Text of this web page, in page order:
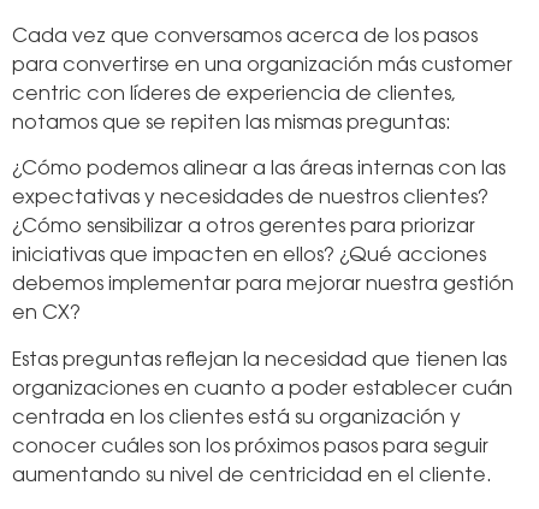
Cada vez que conversamos acerca de los pasos
para convertirse en una organización más customer
centric con líderes de experiencia de clientes,
notamos que se repiten las mismas preguntas:
¿Cómo podemos alinear a las áreas internas con las
expectativas y necesidades de nuestros clientes?
¿Cómo sensibilizar a otros gerentes para priorizar
iniciativas que impacten en ellos? ¿Qué acciones
debemos implementar para mejorar nuestra gestión
en CX?
Estas preguntas reflejan la necesidad que tienen las
organizaciones en cuanto a poder establecer cuán
centrada en los clientes está su organización y
conocer cuáles son los próximos pasos para seguir
aumentando su nivel de centricidad en el cliente.